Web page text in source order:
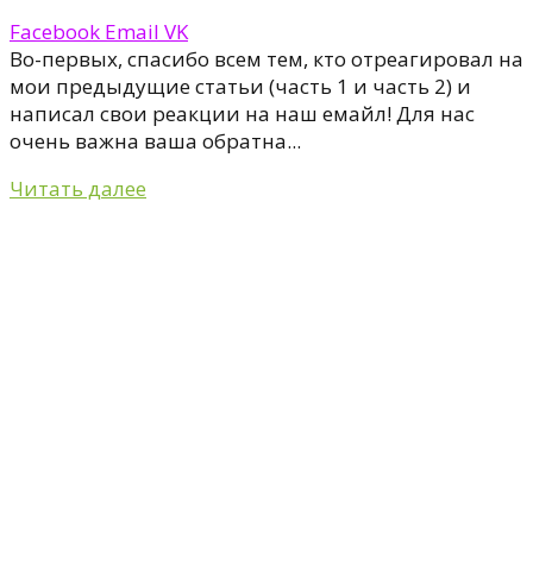
Facebook Email VK
Во-первых, спасибо всем тем, кто отреагировал на
мои предыдущие статьи (часть 1 и часть 2) и
написал свои реакции на наш емайл! Для нас
очень важна ваша обратна...
Читать далее